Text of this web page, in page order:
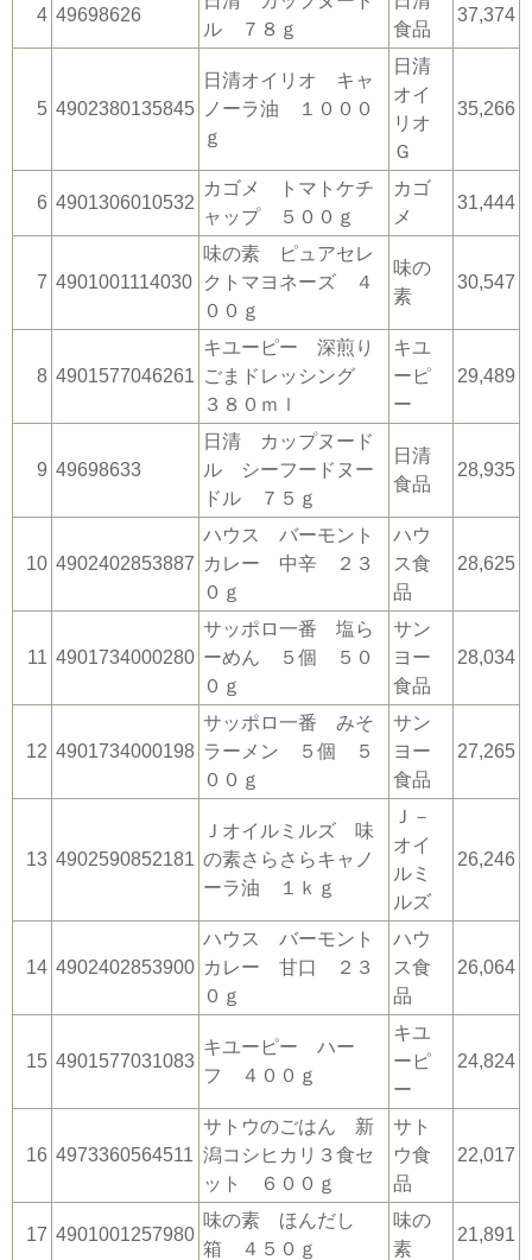
4 49698626
ル ７８ｇ
食品
37,374
5 4902380135845
日清オイリオ キャ
ノーラ油 １０００
ｇ
日清
オイ
リオ
Ｇ
35,266
6 4901306010532
カゴメ トマトケチ
ャップ ５００ｇ
カゴ
メ
31,444
7 4901001114030
味の素 ピュアセレ
クトマヨネーズ ４
００ｇ
味の
素
30,547
8 4901577046261
キユーピー 深煎り
ごまドレッシング
３８０ｍｌ
キユ
ーピ
ー
29,489
9 49698633
日清 カップヌード
ル シーフードヌー
ドル ７５ｇ
日清
食品
28,935
10 4902402853887
ハウス バーモント
カレー 中辛 ２３
０ｇ
ハウ
ス食
品
28,625
11 4901734000280
サッポロ一番 塩ら
ーめん ５個 ５０
０ｇ
サン
ヨー
食品
28,034
12 4901734000198
サッポロ一番 みそ
ラーメン ５個 ５
００ｇ
サン
ヨー
食品
27,265
13 4902590852181
Ｊオイルミルズ 味
の素さらさらキャノ
ーラ油 １ｋｇ
Ｊ－
オイ
ルミ
ルズ
26,246
14 4902402853900
ハウス バーモント
カレー 甘口 ２３
０ｇ
ハウ
ス食
品
26,064
15 4901577031083
キユーピー ハー
フ ４００ｇ
キユ
ーピ
ー
24,824
16 4973360564511
サトウのごはん 新
潟コシヒカリ３食セ
ット ６００ｇ
サト
ウ食
品
22,017
17 4901001257980
味の素 ほんだし
箱 ４５０ｇ
味の
素
21,891